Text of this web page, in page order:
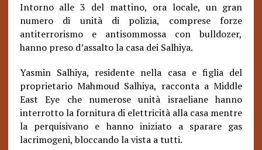
Intorno alle 3 del mattino, ora locale, un gran
numero di unità di polizia, comprese forze
antiterrorismo e antisommossa con bulldozer,
hanno preso d’assalto la casa dei Salhiya.
Yasmin Salhiya, residente nella casa e figlia del
proprietario Mahmoud Salhiya, racconta a Middle
East Eye che numerose unità israeliane hanno
interrotto la fornitura di elettricità alla casa mentre
la perquisivano e hanno iniziato a sparare gas
lacrimogeni, bloccando la vista a tutti.